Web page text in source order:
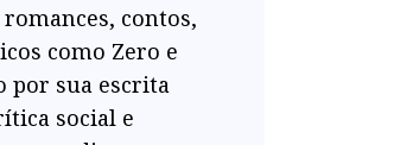
contos,
como Zero e
por sua escrita
social e